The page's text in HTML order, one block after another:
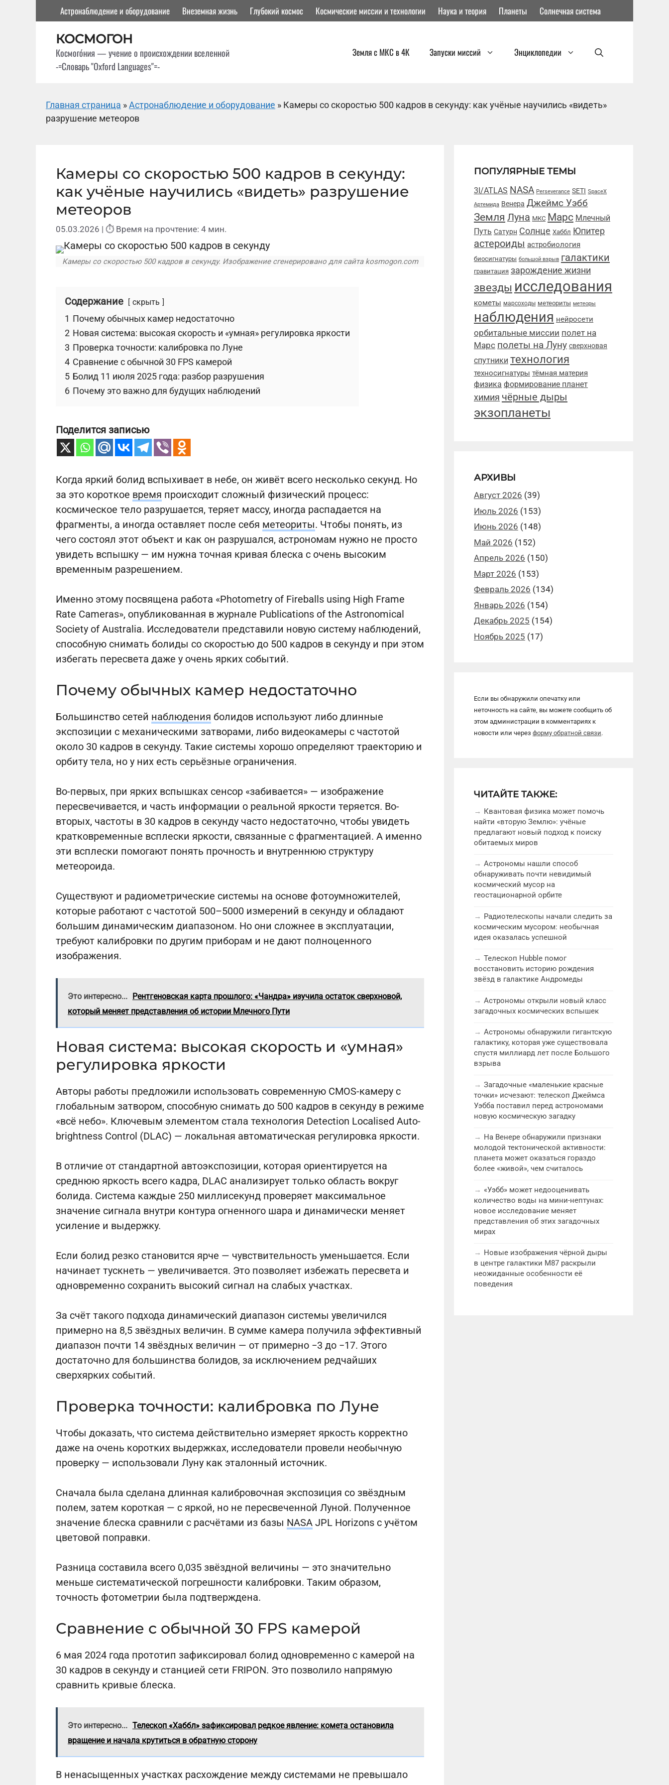
содержимому
Астронаблюдение и оборудование Внеземная жизнь Глубокий космос Космические миссии и технологии Наука и теория Планеты Солнечная система
КОСМОГОН
Космого́ния — учение о происхождении вселенной
-=Словарь "Oxford Languages"=-
Земля с МКС в 4К Запуски миссий Энциклопедии
Главная страница »Астронаблюдение и оборудование » Камеры со скоростью 500 кадров в секунду: как учёные научились «видеть»
разрушение метеоров
Камеры со скоростью 500 кадров в секунду:
как учёные научились «видеть» разрушение
метеоров
05.03.2026 | ⏱ Время на прочтение: 4 мин.
Камеры со скоростью 500 кадров в секунду. Изображение сгенерировано для сайта kosmogon.com
Содержание скрыть
1 Почему обычных камер недостаточно
2 Новая система: высокая скорость и «умная» регулировка яркости
3 Проверка точности: калибровка по Луне
4 Сравнение с обычной 30 FPS камерой
5 Болид 11 июля 2025 года: разбор разрушения
6 Почему это важно для будущих наблюдений
Поделится записью
Когда яркий болид вспыхивает в небе, он живёт всего несколько секунд. Но
за это короткое время происходит сложный физический процесс:
космическое тело разрушается, теряет массу, иногда распадается на
фрагменты, а иногда оставляет после себя метеориты. Чтобы понять, из
чего состоял этот объект и как он разрушался, астрономам нужно не просто
увидеть вспышку — им нужна точная кривая блеска с очень высоким
временным разрешением.
Именно этому посвящена работа «Photometry of Fireballs using High Frame
Rate Cameras», опубликованная в журнале Publications of the Astronomical
Society of Australia. Исследователи представили новую систему наблюдений,
способную снимать болиды со скоростью до 500 кадров в секунду и при этом
избегать пересвета даже у очень ярких событий.
Почему обычных камер недостаточно
Большинство сетей наблюдения болидов используют либо длинные
экспозиции с механическими затворами, либо видеокамеры с частотой
около 30 кадров в секунду. Такие системы хорошо определяют траекторию и
орбиту тела, но у них есть серьёзные ограничения.
Во-первых, при ярких вспышках сенсор «забивается» — изображение
пересвечивается, и часть информации о реальной яркости теряется. Во-
вторых, частоты в 30 кадров в секунду часто недостаточно, чтобы увидеть
кратковременные всплески яркости, связанные с фрагментацией. А именно
эти всплески помогают понять прочность и внутреннюю структуру
метеороида.
Существуют и радиометрические системы на основе фотоумножителей,
которые работают с частотой 500–5000 измерений в секунду и обладают
большим динамическим диапазоном. Но они сложнее в эксплуатации,
требуют калибровки по другим приборам и не дают полноценного
изображения.
Это интересно... Рентгеновская карта прошлого: «Чандра» изучила остаток сверхновой,
который меняет представления об истории Млечного Пути
Новая система: высокая скорость и «умная»
регулировка яркости
Авторы работы предложили использовать современную CMOS-камеру с
глобальным затвором, способную снимать до 500 кадров в секунду в режиме
«всё небо». Ключевым элементом стала технология Detection Localised Auto-
brightness Control (DLAC) — локальная автоматическая регулировка яркости.
В отличие от стандартной автоэкспозиции, которая ориентируется на
среднюю яркость всего кадра, DLAC анализирует только область вокруг
болида. Система каждые 250 миллисекунд проверяет максимальное
значение сигнала внутри контура огненного шара и динамически меняет
усиление и выдержку.
Если болид резко становится ярче — чувствительность уменьшается. Если
начинает тускнеть — увеличивается. Это позволяет избежать пересвета и
одновременно сохранить высокий сигнал на слабых участках.
За счёт такого подхода динамический диапазон системы увеличился
примерно на 8,5 звёздных величин. В сумме камера получила эффективный
диапазон почти 14 звёздных величин — от примерно −3 до −17. Этого
достаточно для большинства болидов, за исключением редчайших
сверхярких событий.
Проверка точности: калибровка по Луне
Чтобы доказать, что система действительно измеряет яркость корректно
даже на очень коротких выдержках, исследователи провели необычную
проверку — использовали Луну как эталонный источник.
Сначала была сделана длинная калибровочная экспозиция со звёздным
полем, затем короткая — с яркой, но не пересвеченной Луной. Полученное
значение блеска сравнили с расчётами из базы NASA JPL Horizons с учётом
цветовой поправки.
Разница составила всего 0,035 звёздной величины — это значительно
меньше систематической погрешности калибровки. Таким образом,
точность фотометрии была подтверждена.
Сравнение с обычной 30 FPS камерой
6 мая 2024 года прототип зафиксировал болид одновременно с камерой на
30 кадров в секунду и станцией сети FRIPON. Это позволило напрямую
сравнить кривые блеска.
Это интересно... Телескоп «Хаббл» зафиксировал редкое явление: комета остановила
вращение и начала крутиться в обратную сторону
В ненасыщенных участках расхождение между системами не превышало
ПОПУЛЯРНЫЕ ТЕМЫ
3I/ATLAS NASA Perseverance SETI SpaceX
Артемида Венера Джеймс Уэбб
Земля Луна МКС Марс Млечный
Путь Сатурн Солнце Хаббл Юпитер
астероиды астробиология
биосигнатуры большой взрыв галактики
гравитация зарождение жизни
звезды исследования
кометы марсоходы метеориты метеоры
наблюдения нейросети
орбитальные миссии полет на
Марс полеты на Луну сверхновая
спутники технология
техносигнатуры тёмная материя
физика формирование планет
химия чёрные дыры
экзопланеты
АРХИВЫ
Август 2026 (39)
Июль 2026 (153)
Июнь 2026 (148)
Май 2026 (152)
Апрель 2026 (150)
Март 2026 (153)
Февраль 2026 (134)
Январь 2026 (154)
Декабрь 2025 (154)
Ноябрь 2025 (17)
Если вы обнаружили опечатку или
неточность на сайте, вы можете сообщить об
этом администрации в комментариях к
новости или через форму обратной связи.
ЧИТАЙТЕ ТАКЖЕ:
Квантовая физика может помочь
найти «вторую Землю»: учёные
предлагают новый подход к поиску
обитаемых миров
Астрономы нашли способ
обнаруживать почти невидимый
космический мусор на
геостационарной орбите
Радиотелескопы начали следить за
космическим мусором: необычная
идея оказалась успешной
Телескоп Hubble помог
восстановить историю рождения
звёзд в галактике Андромеды
Астрономы открыли новый класс
загадочных космических вспышек
Астрономы обнаружили гигантскую
галактику, которая уже существовала
спустя миллиард лет после Большого
взрыва
Загадочные «маленькие красные
точки» исчезают: телескоп Джеймса
Уэбба поставил перед астрономами
новую космическую загадку
На Венере обнаружили признаки
молодой тектонической активности:
планета может оказаться гораздо
более «живой», чем считалось
«Уэбб» может недооценивать
количество воды на мини-нептунах:
новое исследование меняет
представления об этих загадочных
мирах
Новые изображения чёрной дыры
в центре галактики M87 раскрыли
неожиданные особенности её
поведения